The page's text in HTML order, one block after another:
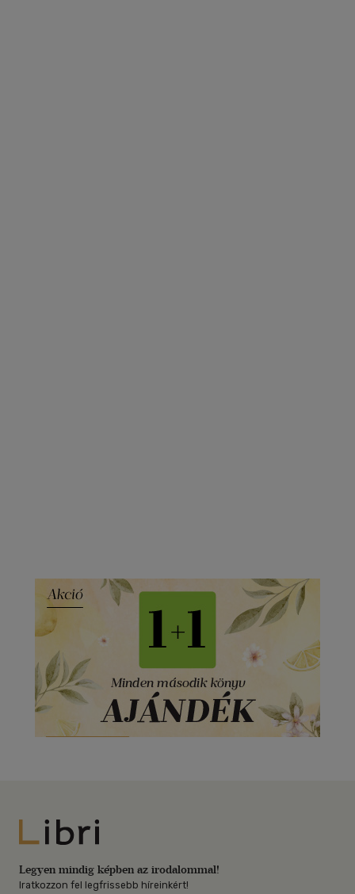
Libri
Legyen mindig képben az irodalommal!
Iratkozzon fel legfrissebb híreinkért!